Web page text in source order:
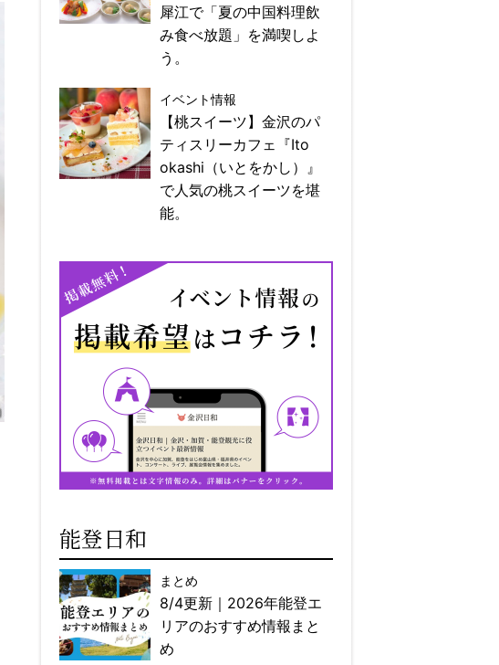
犀江で「夏の中国料理飲
み食べ放題」を満喫しよ
う。
イベント情報
【桃スイーツ】金沢のパ
ティスリーカフェ『Ito
okashi（いとをかし）』
で人気の桃スイーツを堪
能。
能登日和
まとめ
8/4更新｜2026年能登エ
リアのおすすめ情報まと
め